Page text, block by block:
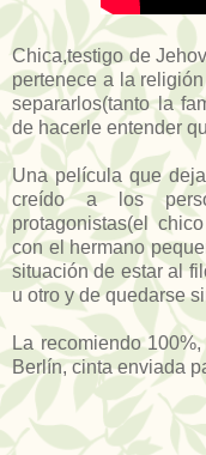
Chica,testigo de
pertenece a la
separarlos(tanto la
de hacerle entender
Una película que
creído a los
protagonistas(el
con el hermano
situación de estar al
u otro y de quedarse
La recomiendo
Berlín, cinta enviada